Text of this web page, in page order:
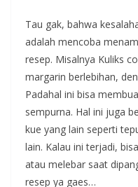
Tau gak, bahwa
adalah mencoba
resep. Misalnya Kuliks
margarin berlebihan,
Padahal ini bisa
sempurna. Hal ini juga
kue yang lain seperti
lain. Kalau ini terjadi,
atau melebar saat
resep ya gaes…